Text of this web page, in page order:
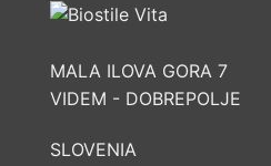
MALA ILOVA GORA 7
VIDEM - DOBREPOLJE
SLOVENIA